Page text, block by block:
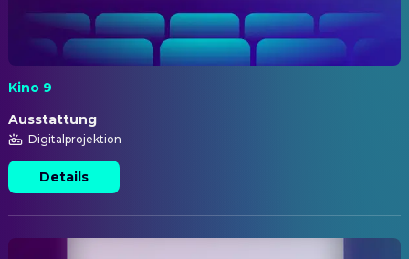
Kino 9
Ausstattung
Digitalprojektion
Details